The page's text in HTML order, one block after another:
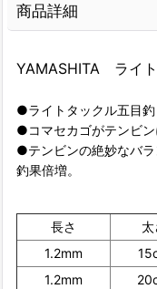
商品詳細
YAMASHITA ライ
●ライトタックル五目釣
●コマセカゴがテンビン
●テンビンの絶妙なバ
釣果倍増。
長さ
太
1.2mm
1.2mm